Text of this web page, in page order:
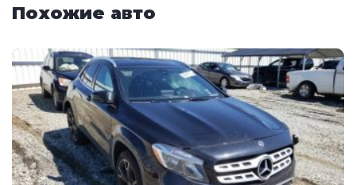
Похожие авто